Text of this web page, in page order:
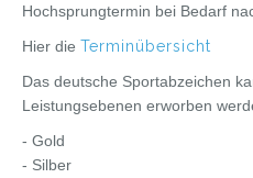
Hochsprungtermin bei Bedarf
Hier die Terminübersicht
Das deutsche Sportabzeichen
Leistungsebenen erworben
- Gold
- Silber